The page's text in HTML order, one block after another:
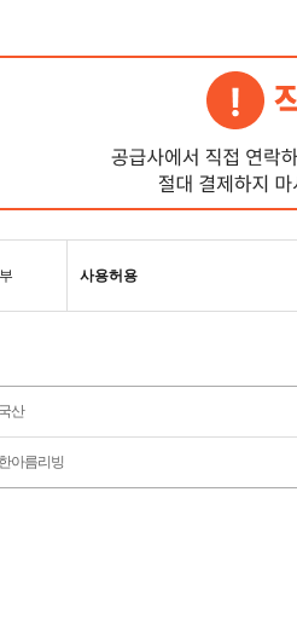
사용허용
국산
한아름리빙